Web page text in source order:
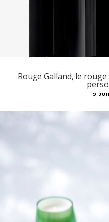
Rouge Galland, le
9